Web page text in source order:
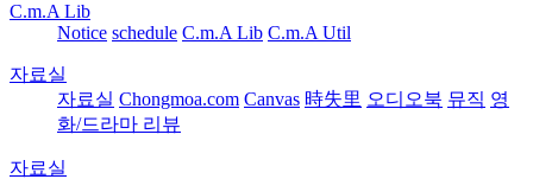
C.m.A Lib
Notice schedule C.m.A Lib C.m.A Util
자료실
자료실 Chongmoa.com Canvas 時失里 오디오북 뮤직 영
화/드라마 리뷰
자료실